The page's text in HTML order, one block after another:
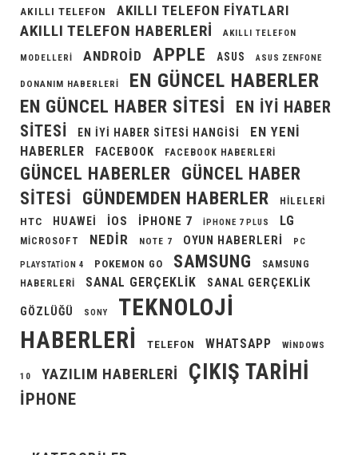
AKILLI TELEFON AKILLI TELEFON FIYATLARI
AKILLI TELEFON HABERLERI AKILLI TELEFON
MODELLERI ANDROID APPLE ASUS ASUS ZENFONE
DONANIM HABERLERI EN GÜNCEL HABERLER
EN GÜNCEL HABER SITESI
EN IYI HABER
SITESI
EN IYI HABER SITESI HANGISI
EN YENI
HABERLER
FACEBOOK FACEBOOK HABERLERI
GÜNCEL HABERLER
GÜNCEL HABER
SITESI
GÜNDEMDEN HABERLER
HILELERI
HTC
HUAWEI IOS IPHONE 7 IPHONE 7 PLUS LG
MICROSOFT NEDIR NOTE 7 OYUN HABERLERI PC
PLAYSTATION 4 POKEMON GO SAMSUNG
SAMSUNG
HABERLERI
SANAL GERÇEKLIK SANAL GERÇEKLIK
GÖZLÜĞÜ SONY
TEKNOLOJI
HABERLERI
TELEFON WHATSAPP WINDOWS
10 YAZILIM HABERLERI ÇIKIŞ TARIHI
İPHONE